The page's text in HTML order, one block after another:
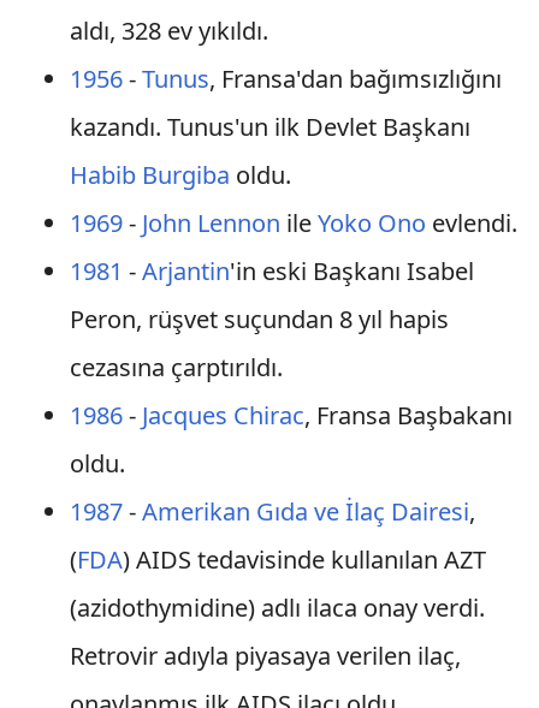
aldı, 328 ev yıkıldı.
1956-Tunus, Fransa'dan bağımsızlığını
kazandı. Tunus'un ilk Devlet Başkanı
Habib Burgiba oldu.
1969- John Lennon ileYoko Ono evlendi.
1981 -Arjantin'in eski Başkanı Isabel
Peron, rüşvet suçundan 8 yıl hapis
cezasına çarptırıldı.
1986- Jacques Chirac, Fransa Başbakanı
oldu.
1987-Amerikan Gıda ve İlaç Dairesi,
(FDA) AIDS tedavisinde kullanılan AZT
(azidothymidine) adlı ilaca onay verdi.
Retrovir adıyla piyasaya verilen ilaç,